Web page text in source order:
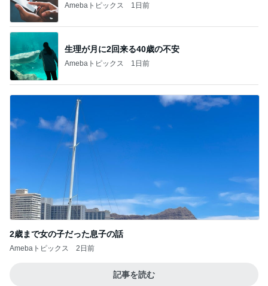
Amebaトピックス 1日前
生理が月に2回来る40歳の不安
Amebaトピックス 1日前
2歳まで女の子だった息子の話
Amebaトピックス 2日前
記事を読む